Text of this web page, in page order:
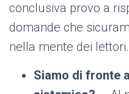
conclusiva provo a
domande che
nella mente dei lettori.
Siamo di fronte